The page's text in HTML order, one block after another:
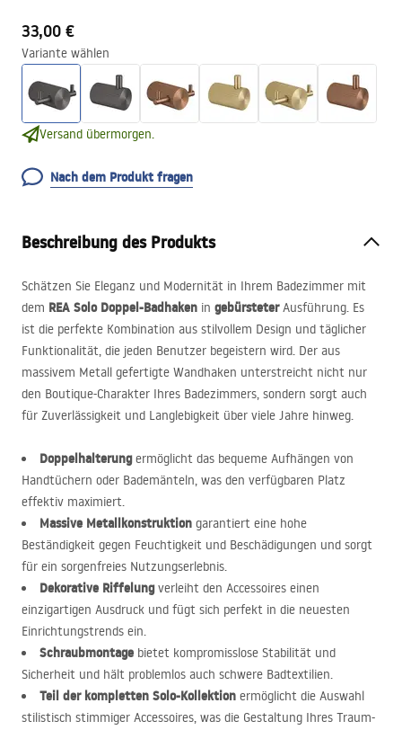
33,00 €
Variante wählen
Versand übermorgen.
Nach dem Produkt fragen
Beschreibung des Produkts
Schätzen Sie Eleganz und Modernität in Ihrem Badezimmer mit
dem REA Solo Doppel-Badhaken in gebürsteterAusführung. Es
ist die perfekte Kombination aus stilvollem Design und täglicher
Funktionalität, die jeden Benutzer begeistern wird. Der aus
massivem Metall gefertigte Wandhaken unterstreicht nicht nur
den Boutique-Charakter Ihres Badezimmers, sondern sorgt auch
für Zuverlässigkeit und Langlebigkeit über viele Jahre hinweg.
Doppelhalterungermöglicht das bequeme Aufhängen von
Handtüchern oder Bademänteln, was den verfügbaren Platz
effektiv maximiert.
Massive Metallkonstruktion garantiert eine hohe
Beständigkeit gegen Feuchtigkeit und Beschädigungen und sorgt
für ein sorgenfreies Nutzungserlebnis.
Dekorative Riffelungverleiht den Accessoires einen
einzigartigen Ausdruck und fügt sich perfekt in die neuesten
Einrichtungstrends ein.
Schraubmontage bietet kompromisslose Stabilität und
Sicherheit und hält problemlos auch schwere Badtextilien.
Teil der kompletten Solo-Kollektion ermöglicht die Auswahl
stilistisch stimmiger Accessoires, was die Gestaltung Ihres Traum-